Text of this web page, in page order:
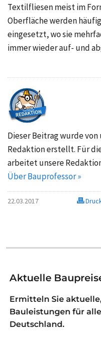
Textilfliesen meist im
Oberfläche werden
eingesetzt, wo sie
immer wieder auf- und
Dieser Beitrag wurde
Redaktion erstellt. Für
arbeitet unsere
Über Bauprofessor »
22.03.2017
Aktuelle
Ermitteln Sie
Bauleistungen für
Deutschland.